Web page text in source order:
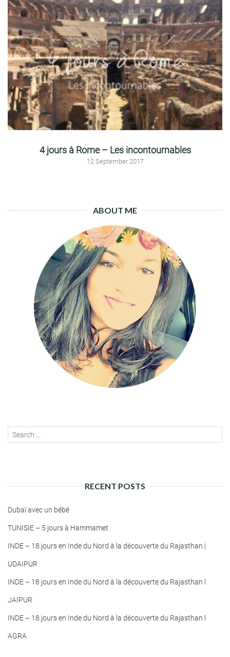
4 jours à Rome – Les incontournables
12 September 2017
ABOUT ME
Search
RECENT POSTS
Dubaï avec un bébé
TUNISIE – 5 jours à Hammamet
INDE – 18 jours en Inde du Nord à la découverte du Rajasthan |
UDAIPUR
INDE – 18 jours en Inde du Nord à la découverte du Rajasthan l
JAIPUR
INDE – 18 jours en Inde du Nord à la découverte du Rajasthan l
AGRA